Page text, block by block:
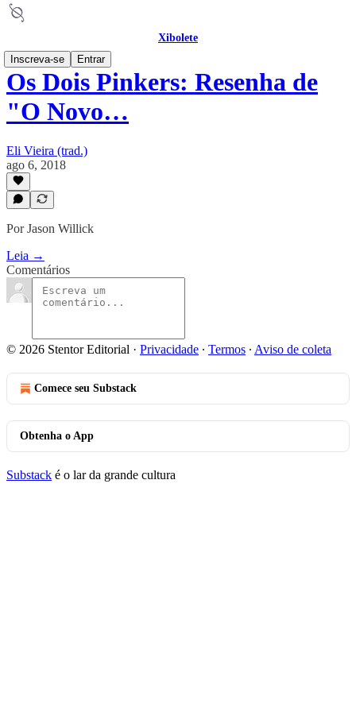
Xibolete
Inscreva-se
Entrar
Os Dois Pinkers: Resenha de
"O Novo…
Eli Vieira (trad.)
ago 6, 2018
Por Jason Willick
Leia →
Comentários
© 2026 Stentor Editorial · Privacidade ∙ Termos ∙ Aviso de coleta
Comece seu Substack
Obtenha o App
Substack é o lar da grande cultura